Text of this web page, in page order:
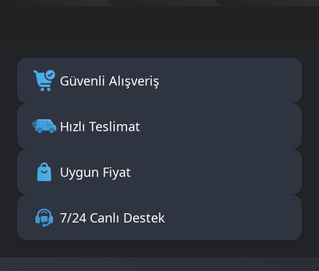
Güvenli Alışveriş
Hızlı Teslimat
Uygun Fiyat
7/24 Canlı Destek